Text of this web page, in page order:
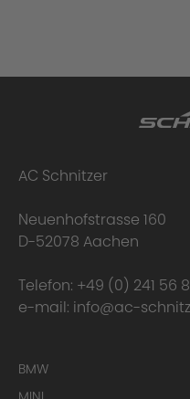
AC Schnitzer
Neuenhofstrasse 160
D-52078 Aachen
Telefon: +49 (0) 241 56
e-mail: info@ac-
BMW